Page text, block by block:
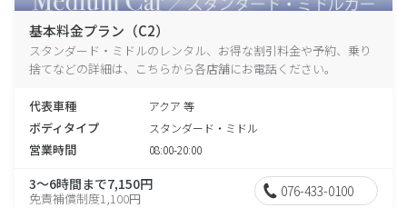
基本料金プラン（C2）
スタンダード・ミドルのレンタル、お得な割引料金や予約、乗り
捨てなどの詳細は、こちらから各店舗にお電話ください。
代表車種 アクア 等
ボディタイプ スタンダード・ミドル
営業時間 08:00-20:00
3～6時間まで7,150円
免責補償制度1,100円 076-433-0100